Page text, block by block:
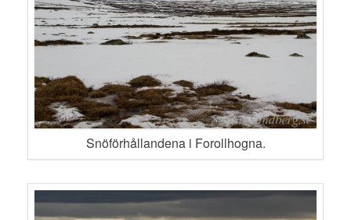
Snöförhållandena i Forollhogna.